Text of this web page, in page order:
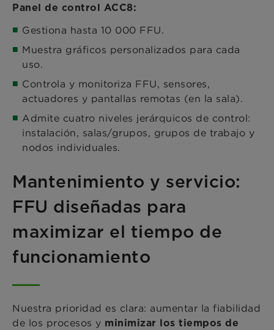
Panel de control ACC8:
Gestiona hasta 10 000 FFU.
Muestra gráficos personalizados para cada
uso.
Controla y monitoriza FFU, sensores,
actuadores y pantallas remotas (en la sala).
Admite cuatro niveles jerárquicos de control:
instalación, salas/grupos, grupos de trabajo y
nodos individuales.
Mantenimiento y servicio:
FFU diseñadas para
maximizar el tiempo de
funcionamiento
Nuestra prioridad es clara: aumentar la fiabilidad
de los procesos y minimizar los tiempos de